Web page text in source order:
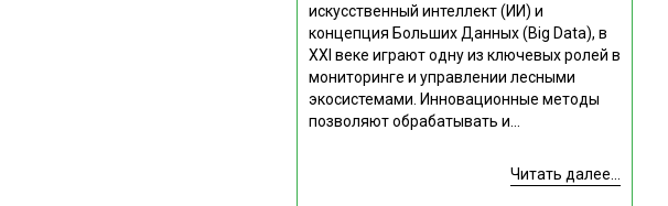
искусственный интеллект (ИИ) и
концепция Больших Данных (Big Data), в
XXI веке играют одну из ключевых ролей в
мониторинге и управлении лесными
экосистемами. Инновационные методы
позволяют обрабатывать и...
Читать далее...